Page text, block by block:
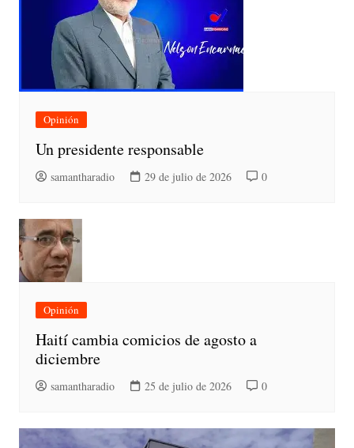
Opinión
Un presidente responsable
samantharadio 29 de julio de 2026 0
Opinión
Haití cambia comicios de agosto a
diciembre
samantharadio 25 de julio de 2026 0